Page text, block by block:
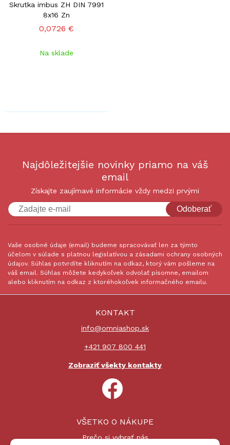
Skrutka imbus ZH DIN 7991
8x16 Zn
0,0726 €
Na sklade
Najdôležitejšie novinky priamo na váš
email
Získajte zaujímavé informácie vždy medzi prvými
Odoberať
Vaše osobné údaje (email) budeme spracovávať len za týmto
účelom v súlade s platnou legislatívou a zásadami ochrany osobných
údajov. Súhlas potvrdíte kliknutím na odkaz, ktorý vám pošleme na
váš email. Súhlas môžete kedykoľvek odvolať písomne, emailom
alebo kliknutím na odkaz z ktoréhokoľvek informačného emailu.
KONTAKT
info@omniashop.sk
+421 907 800 441
Zobraziť všekty kontakty
VŠETKO O NÁKUPE
Prečo si vybrať nás